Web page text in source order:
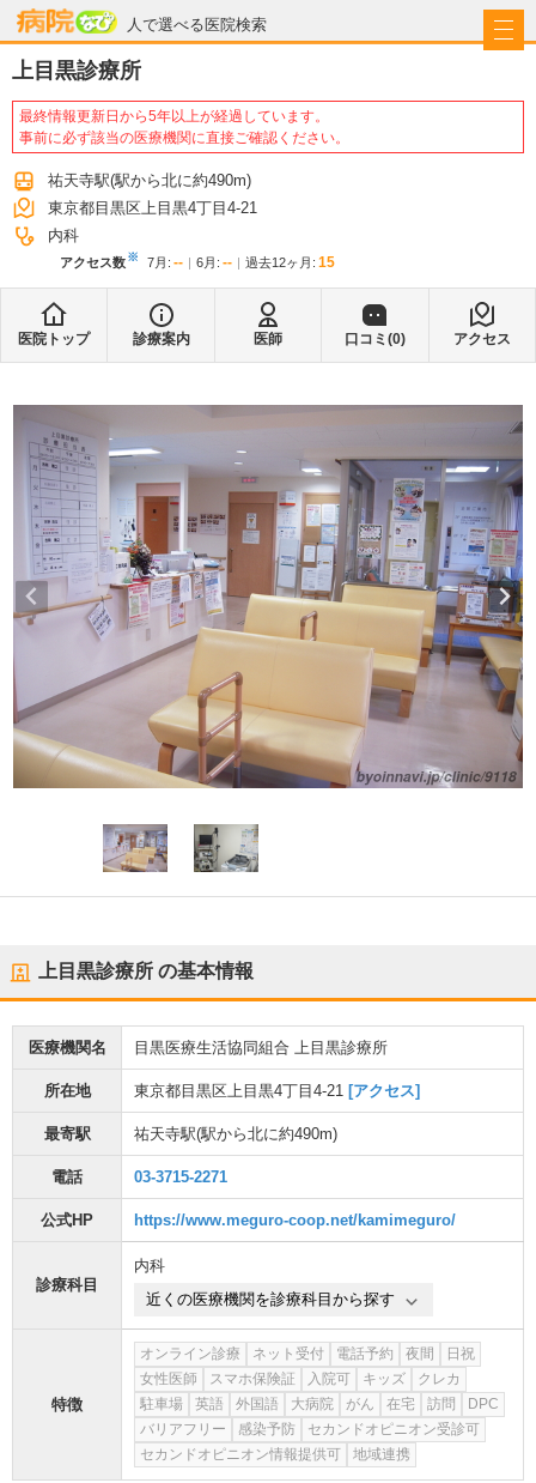
人で選べる医院検索
病院なび
上目黒診療所
最終情報更新日から5年以上が経過しています。
事前に必ず該当の医療機関に直接ご確認ください。
祐天寺駅(駅から北に約490m)
東京都目黒区上目黒4丁目4-21
内科
アクセス数※ 7月 : -- 6月 : -- 過去12ヶ月: 15
医院トップ 診療案内 医師 口コミ(0) アクセス
上目黒診療所 の基本情報
医療機関名 目黒医療生活協同組合 上目黒診療所
所在地 東京都目黒区上目黒4丁目4-21 [アクセス]
最寄駅 祐天寺駅(駅から北に約490m)
電話 03-3715-2271
公式HP https://www.meguro-coop.net/kamimeguro/
診療科目
内科
近くの医療機関を診療科目から探す
特徴
オンライン診療 ネット受付 電話予約 夜間
日祝
女性医師
スマホ保険証 入院可 キッズ
クレカ
駐車場
英語 外国語 大病院 がん 在宅 訪問
DPC
バリアフリー
感染予防
セカンドオピニオン受診可
セカンドオピニオン情報提供可
地域連携